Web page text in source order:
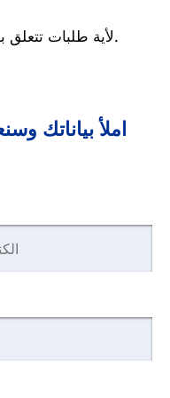
لأية طلبات تتعلق بالرافعات، فلا تتردد في الاتصال بي.
املأ بياناتك